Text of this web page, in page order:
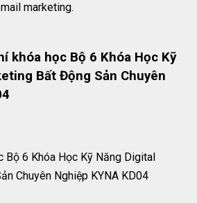
marketing.
khóa học Bộ 6 Khóa Học Kỹ
Bất Động Sản Chuyên
Bộ 6 Khóa Học Kỹ Năng Digital
Chuyên Nghiệp KYNA KD04